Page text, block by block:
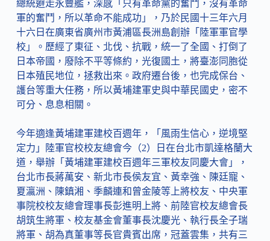
總統避走永豐艦，深感「只有革命黨的奮鬥，沒有革命
軍的奮鬥，所以革命不能成功」，乃於民國十三年六月
十六日在廣東省廣州市黃浦區長洲島創辦「陸軍軍官學
校」。歷經了東征、北伐、抗戰，統一了全國、打倒了
日本帝國，廢除不平等條約，光復國土，將臺澎同胞從
日本殖民地位，拯救出來。政府遷台後，也完成保台、
護台等重大任務，所以黃埔建軍史與中華民國史，密不
可分、息息相關。
今年適逢黃埔建軍建校百週年，「風雨生信心，逆境堅
定力」陸軍官校校友總會今（2）日在台北市凱達格蘭大
道，舉辦「黃埔建軍建校百週年三軍校友同慶大會」，
台北市長蔣萬安、新北市長侯友宜、黃幸強、陳廷寵、
夏瀛洲、陳鎮湘、季麟連和曾金陵等上將校友、中央軍
事院校校友總會理事長彭進明上將、前陸官校友總會長
胡筑生將軍、校友基金會董事長沈慶光、執行長全子瑞
將軍、胡為真董事等長官貴賓出席，冠蓋雲集，共有三